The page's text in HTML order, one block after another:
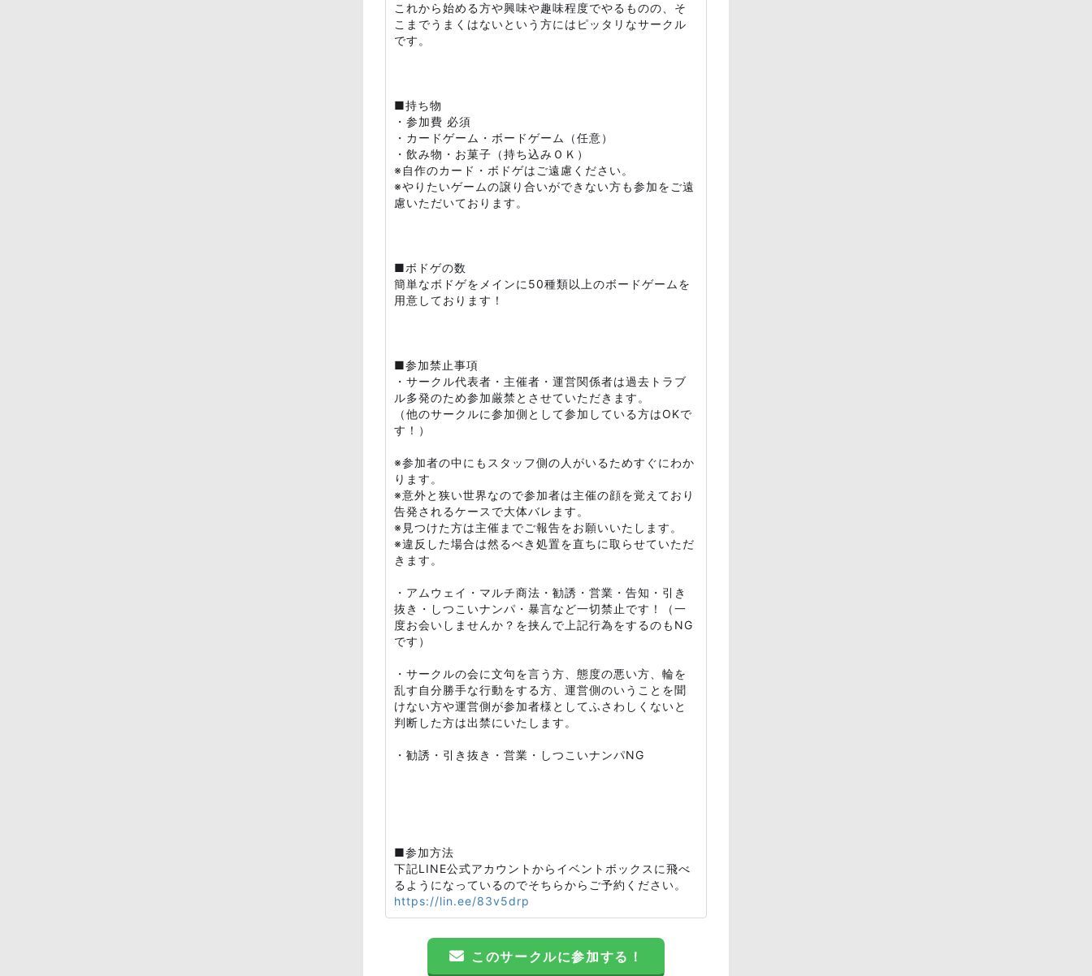
これから始める方や興味や趣味程度でやるものの、そ
こまでうまくはないという方にはピッタリなサークル
です。
■持ち物
・参加費 必須
・カードゲーム・ボードゲーム（任意）
・飲み物・お菓子（持ち込みＯＫ）
※自作のカード・ボドゲはご遠慮ください。
※やりたいゲームの譲り合いができない方も参加をご遠
慮いただいております。
■ボドゲの数
簡単なボドゲをメインに50種類以上のボードゲームを
用意しております！
■参加禁止事項
・サークル代表者・主催者・運営関係者は過去トラブ
ル多発のため参加厳禁とさせていただきます。
（他のサークルに参加側として参加している方はOKで
す！）
※参加者の中にもスタッフ側の人がいるためすぐにわか
ります。
※意外と狭い世界なので参加者は主催の顔を覚えており
告発されるケースで大体バレます。
※見つけた方は主催までご報告をお願いいたします。
※違反した場合は然るべき処置を直ちに取らせていただ
きます。
・アムウェイ・マルチ商法・勧誘・営業・告知・引き
抜き・しつこいナンパ・暴言など一切禁止です！（一
度お会いしませんか？を挟んで上記行為をするのもNG
です）
・サークルの会に文句を言う方、態度の悪い方、輪を
乱す自分勝手な行動をする方、運営側のいうことを聞
けない方や運営側が参加者様としてふさわしくないと
判断した方は出禁にいたします。
・勧誘・引き抜き・営業・しつこいナンパNG
■参加方法
下記LINE公式アカウントからイベントボックスに飛べ
るようになっているのでそちらからご予約ください。
https://lin.ee/83v5drp
このサークルに参加する！